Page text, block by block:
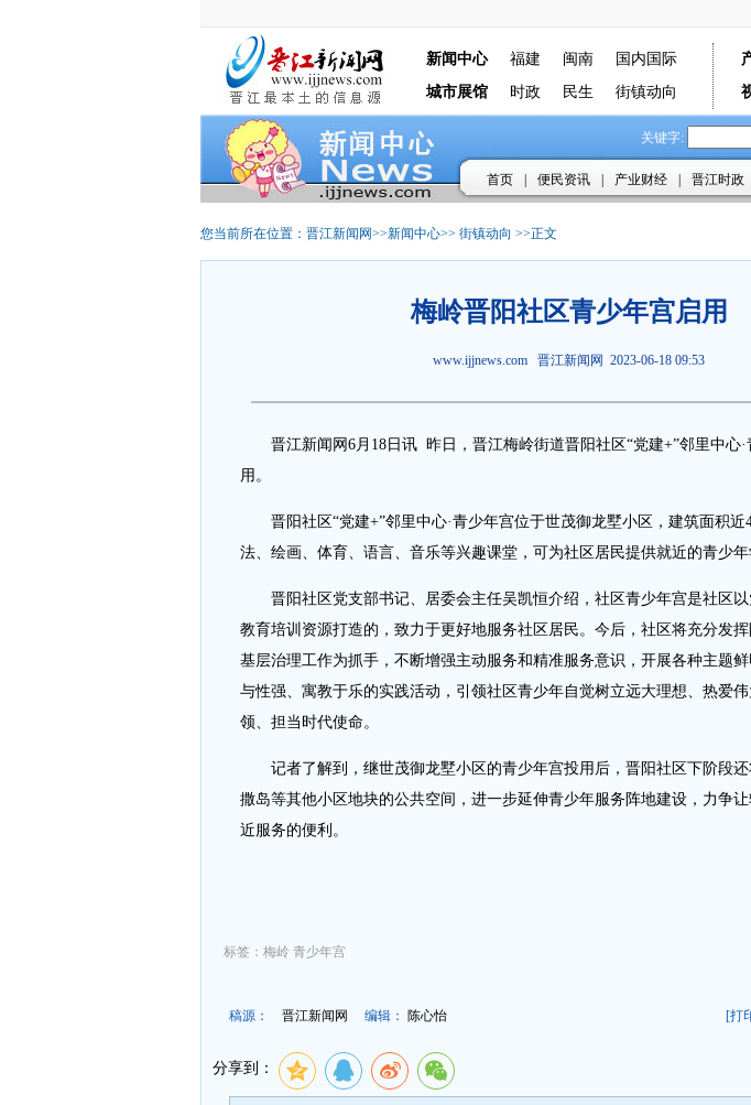
新闻中心 福建 闽南
国内国际
城市展馆
时政 民生 街镇动向
关键字:
首页 便民资讯 产业财经 晋江时政
您当前所在位置： 晋江新闻网>>新闻中心>> 街镇动向 >>正文
梅岭晋阳社区青少年宫启用
www.ijjnews.com 晋江新闻网 2023-06-18 09:53
晋江新闻网6月18日讯 昨日，晋江梅岭街道晋阳社区“党建+”邻里中心·
用。
晋阳社区“党建+”邻里中心·青少年宫位于世茂御龙墅小区，建筑面积近
法、绘画、体育、语言、音乐等兴趣课堂，可为社区居民提供就近的青少年
晋阳社区党支部书记、居委会主任吴凯恒介绍，社区青少年宫是社区以
教育培训资源打造的，致力于更好地服务社区居民。今后，社区将充分发
基层治理工作为抓手，不断增强主动服务和精准服务意识，开展各种主题
与性强、寓教于乐的实践活动，引领社区青少年自觉树立远大理想、热爱
领、担当时代使命。
记者了解到，继世茂御龙墅小区的青少年宫投用后，晋阳社区下阶段还
撒岛等其他小区地块的公共空间，进一步延伸青少年服务阵地建设，力争
近服务的便利。
标签：梅岭 青少年宫
稿源： 晋江新闻网 编辑： 陈心怡 [打
分享到：